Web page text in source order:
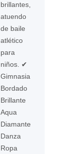
brillantes,
atuendo
de baile
atlético
para
niños. ✔
Gimnasia
Bordado
Brillante
Aqua
Diamante
Danza
Ropa